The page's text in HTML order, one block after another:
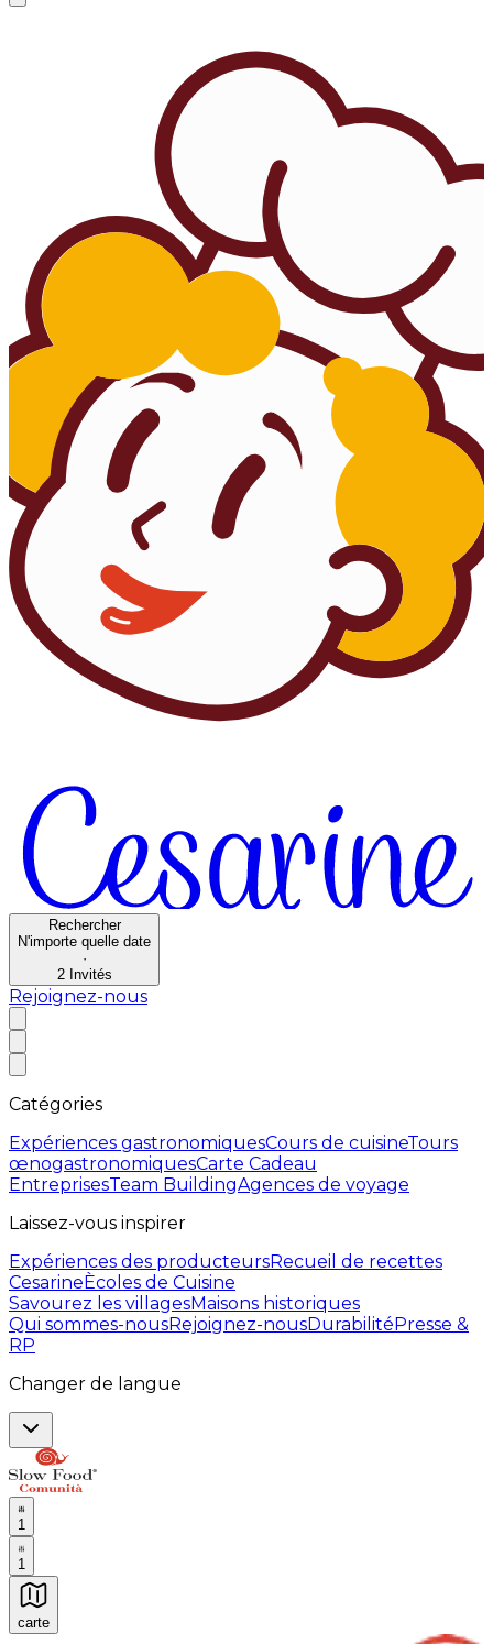
Rechercher
N'importe quelle date
·
2 Invités
Rejoignez-nous
Catégories
Expériences gastronomiquesCours de cuisineTours
œnogastronomiquesCarte Cadeau
EntreprisesTeam BuildingAgences de voyage
Laissez-vous inspirer
Expériences des producteursRecueil de recettes
CesarineÈcoles de Cuisine
Savourez les villagesMaisons historiques
Qui sommes-nousRejoignez-nousDurabilitéPresse &
RP
Changer de langue
1
1
carte